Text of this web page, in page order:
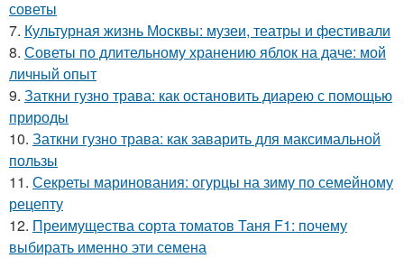
советы
7. Культурная жизнь Москвы: музеи, театры и фестивали
8. Советы по длительному хранению яблок на даче: мой
личный опыт
9. Заткни гузно трава: как остановить диарею с помощью
природы
10. Заткни гузно трава: как заварить для максимальной
пользы
11. Секреты маринования: огурцы на зиму по семейному
рецепту
12. Преимущества сорта томатов Таня F1: почему
выбирать именно эти семена